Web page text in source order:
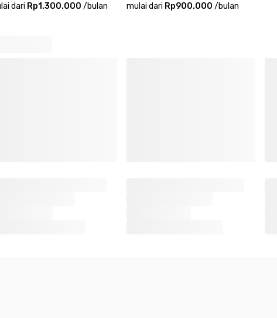
dari Rp1.300.000 /bulan mulai dari Rp900.000 /bulan